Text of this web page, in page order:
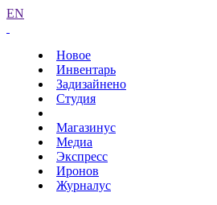
EN
Новое
Инвентарь
Задизайнено
Студия
Магазинус
Медиа
Экспресс
Иронов
Журналус